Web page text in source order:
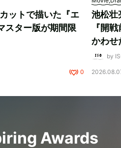
ットで描いた『エ
スター版が期間限
0
池松壮
『開
かわせ
by
Awards